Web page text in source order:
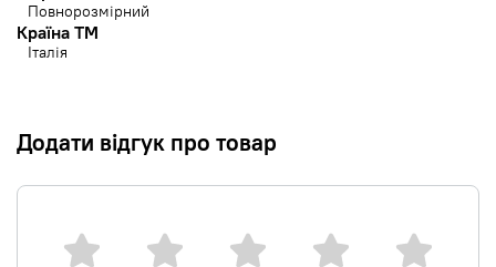
Повнорозмірний
Країна ТМ
Італія
Додати відгук про товар